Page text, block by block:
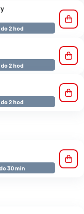
2 hod
2 hod
2 hod
30 min